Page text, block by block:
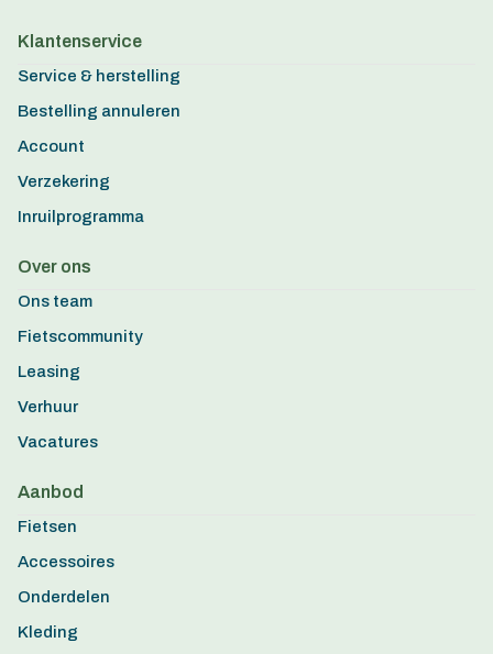
Klantenservice
Service & herstelling
Bestelling annuleren
Account
Verzekering
Inruilprogramma
Over ons
Ons team
Fietscommunity
Leasing
Verhuur
Vacatures
Aanbod
Fietsen
Accessoires
Onderdelen
Kleding